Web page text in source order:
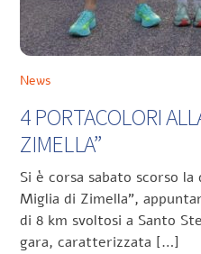
News
4 PORTACOLORI
ZIMELLA”
Si è corsa sabato scorso
Miglia di Zimella”,
di 8 km svoltosi a Santo
gara, caratterizzata […]